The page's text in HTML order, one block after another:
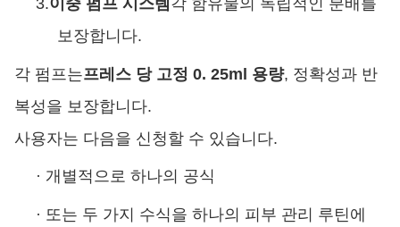
3.이중 펌프 시스템 각 함유물의 독립적인 분배를
보장합니다.
각 펌프는프레스 당 고정 0. 25ml 용량, 정확성과 반
복성을 보장합니다.
사용자는 다음을 신청할 수 있습니다.
· 개별적으로 하나의 공식
· 또는 두 가지 수식을 하나의 피부 관리 루틴에